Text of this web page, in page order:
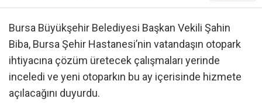
Bursa Büyükşehir Belediyesi Başkan Vekili Şahin
Biba, Bursa Şehir Hastanesi’nin vatandaşın otopark
ihtiyacına çözüm üretecek çalışmaları yerinde
inceledi ve yeni otoparkın bu ay içerisinde hizmete
açılacağını duyurdu.